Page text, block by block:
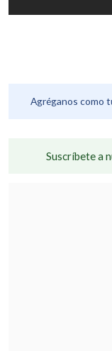
Agréganos como
Suscríbete a